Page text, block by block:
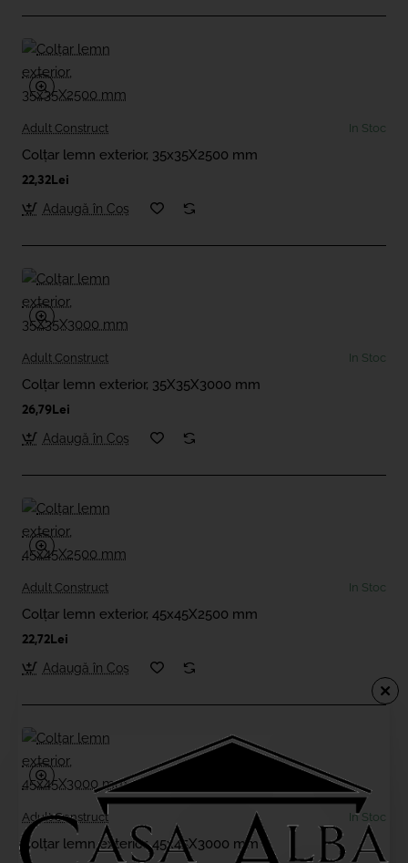
Adult Construct In Stoc
Colțar lemn exterior, 35x35X2500 mm
22,32Lei
Adaugă în Coş
Adult Construct In Stoc
Colțar lemn exterior, 35X35X3000 mm
26,79Lei
Adaugă în Coş
Adult Construct In Stoc
Colțar lemn exterior, 45x45X2500 mm
22,72Lei
Adaugă în Coş
Adult Construct In Stoc
Colțar lemn exterior, 45x45X3000 mm